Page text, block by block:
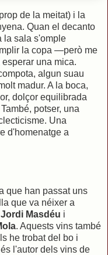
de la meitat) i la
Quan el decanto
la sala s'omple
la copa —però me
una mica.
algun suau
madur. A la boca,
dolçor equilibrada
potser, una
Una
d'homenatge a
que han passat uns
que va néixer a
Jordi Masdéu i
. Aquests vins també
he trobat del bo i
l'autor dels vins de